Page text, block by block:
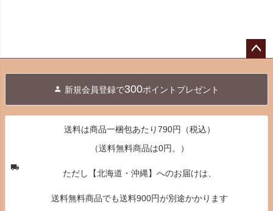
へ
新規会員登録で300ポイントプレゼント
送料は商品一梱包あたり790円（税込）
（送料無料商品は0円。）
ただし【北海道・沖縄】へのお届けは、
送料無料商品でも送料900円が別途かかります